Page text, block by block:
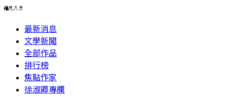
最新消息
文學新聞
全部作品
排行榜
焦點作家
徐淑卿專欄